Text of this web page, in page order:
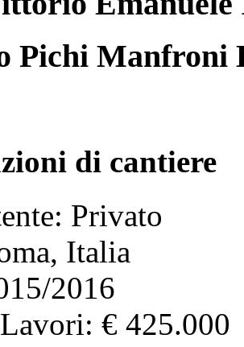
Pichi Manfroni
di cantiere
Privato
Italia
2016
€ 425.000